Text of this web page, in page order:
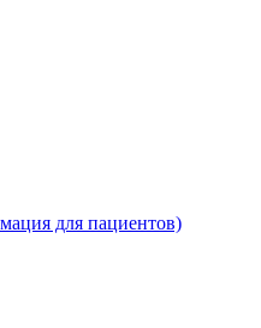
для пациентов)